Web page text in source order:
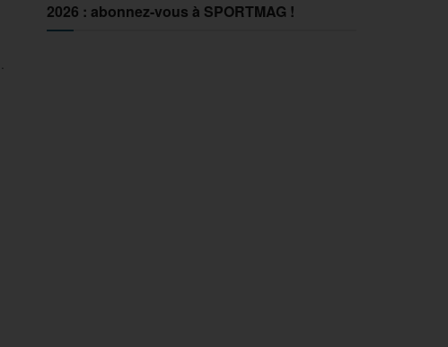
2026 : abonnez-vous à SPORTMAG !